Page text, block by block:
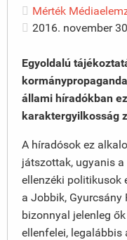
Mérték
2016. november
Egyoldalú
állami híradókban
karaktergyilkosság
A híradósok ez
játszottak, ugyanis
ellenzéki politikusok
a Jobbik, Gyurcsány
bizonnyal jelenleg
ellenfelei, legalábbis